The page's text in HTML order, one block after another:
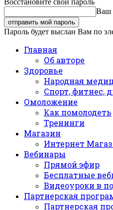
Восстановите свой пароль
Ваш
Пароль будет выслан Вам по
Главная
Об авторе
Здоровье
Народная
Спорт, фитнес,
Омоложение
Как помолодеть
Тренинги
Магазин
Интернет
Вебинары
Прямой эфир
Бесплатные
Видеоуроки в
Партнерская
Партнерская